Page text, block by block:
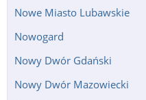
Nowe Miasto Lubawskie
Nowogard
Nowy Dwór Gdański
Nowy Dwór Mazowiecki